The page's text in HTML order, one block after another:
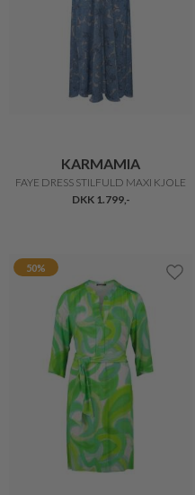
KARMAMIA
FAYE DRESS STILFULD MAXI KJOLE
DKK 1.799,-
50%